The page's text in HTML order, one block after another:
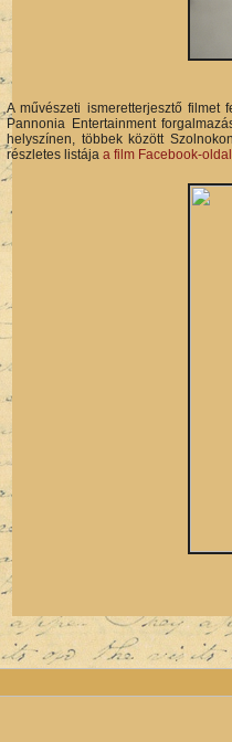
A művészeti ismeretterjesztő
Pannonia Entertainment
helyszínen, többek között
részletes listája a film Facebook-